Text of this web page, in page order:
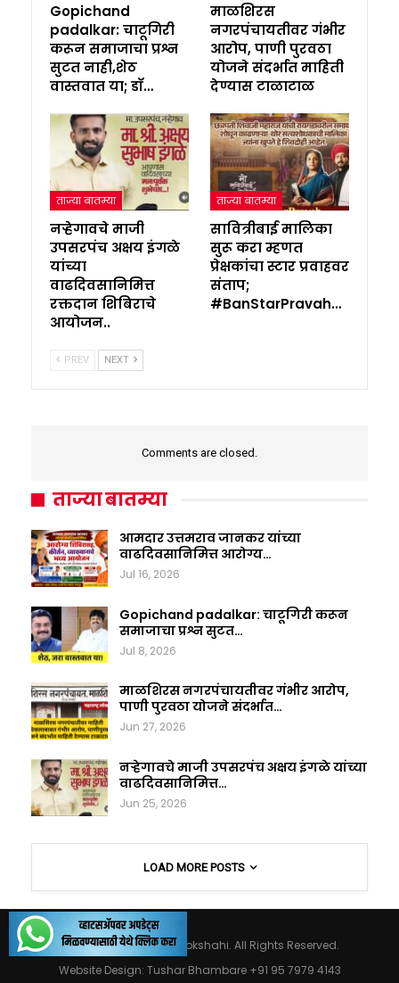
Gopichand
padalkar: चाटूगिरी
करून समाजाचा प्रश्न
सुटत नाही,शेठ
वास्तवात या; डॉ…
माळशिरस
नगरपंचायतीवर गंभीर
आरोप, पाणी पुरवठा
योजने संदर्भात माहिती
देण्यास टाळाटाळ
ताज्या बातम्या
नऱ्हेगावचे माजी
उपसरपंच अक्षय इंगळे
यांच्या
वाढदिवसानिमित्त
रक्तदान शिबिराचे
आयोजन..
ताज्या बातम्या
सावित्रीबाई मालिका
सुरू करा म्हणत
प्रेक्षकांचा स्टार प्रवाहवर
संताप;
#BanStarPravah…
PREV NEXT
Comments are closed.
ताज्या बातम्या
आमदार उत्तमराव जानकर यांच्या
वाढदिवसानिमित्त आरोग्य…
Jul 16, 2026
Gopichand padalkar: चाटूगिरी करून
समाजाचा प्रश्न सुटत…
Jul 8, 2026
माळशिरस नगरपंचायतीवर गंभीर आरोप,
पाणी पुरवठा योजने संदर्भात…
Jun 27, 2026
नऱ्हेगावचे माजी उपसरपंच अक्षय इंगळे यांच्या
वाढदिवसानिमित्त…
Jun 25, 2026
LOAD MORE POSTS
© 2026 - Maharashtralokshahi. All Rights Reserved.
Website Design: Tushar Bhambare +91 95 7979 4143